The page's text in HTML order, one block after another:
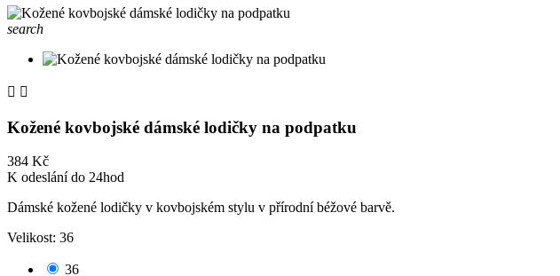
search
 
Kožené kovbojské dámské lodičky na podpatku
384 Kč
K odeslání do 24hod
Dámské kožené lodičky v kovbojském stylu v přírodní béžové barvě.
Velikost: 36
36